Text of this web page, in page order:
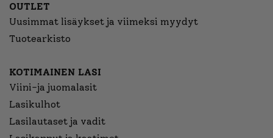
OUTLET
Uusimmat lisäykset ja viimeksi myydyt
Tuotearkisto
KOTIMAINEN LASI
Viini-ja juomalasit
Lasikulhot
Lasilautaset ja vadit